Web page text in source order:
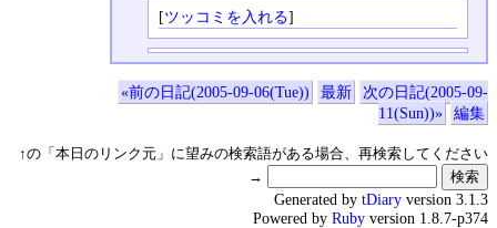
[ツッコミを入れる]
«前の日記(2005-09-06(Tue)) 最新
次の日記(2005-09-
11(Sun))»
編集
↑の「本日のリンク元」に望みの検索語がある場合、再検索してください
→
Generated by tDiary version 3.1.3
Powered by Ruby version 1.8.7-p374